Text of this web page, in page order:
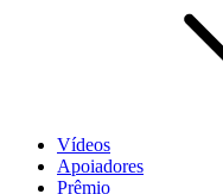
Vídeos
Apoiadores
Prêmio